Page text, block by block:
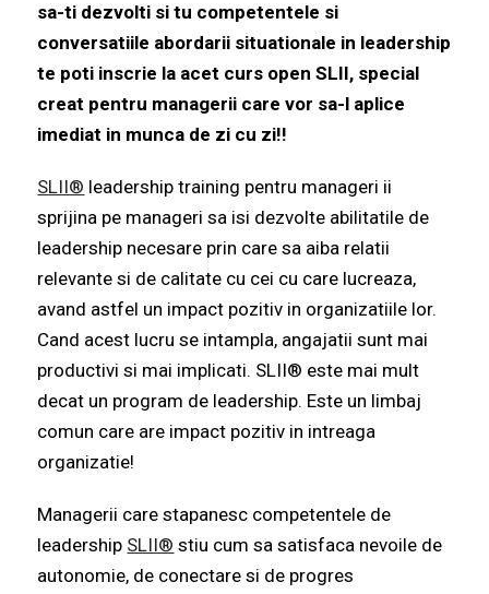
sa-ti dezvolti si tu competentele si
conversatiile abordarii situationale in leadership
te poti inscrie la acet curs open SLII, special
creat pentru managerii care vor sa-l aplice
imediat in munca de zi cu zi!!
SLII® leadership training pentru manageri ii
sprijina pe manageri sa isi dezvolte abilitatile de
leadership necesare prin care sa aiba relatii
relevante si de calitate cu cei cu care lucreaza,
avand astfel un impact pozitiv in organizatiile lor.
Cand acest lucru se intampla, angajatii sunt mai
productivi si mai implicati. SLII® este mai mult
decat un program de leadership. Este un limbaj
comun care are impact pozitiv in intreaga
organizatie!
Managerii care stapanesc competentele de
leadership SLII® stiu cum sa satisfaca nevoile de
autonomie, de conectare si de progres